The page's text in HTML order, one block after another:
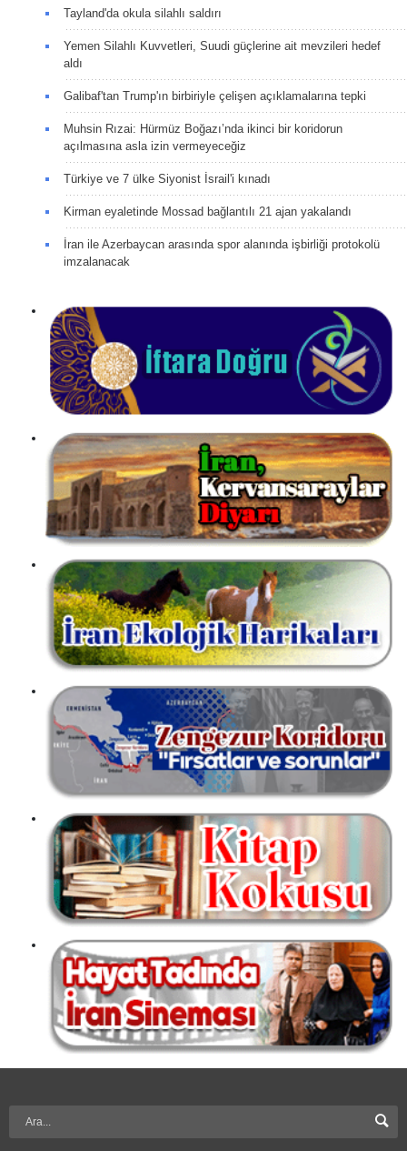
Tayland'da okula silahlı saldırı
Yemen Silahlı Kuvvetleri, Suudi güçlerine ait mevzileri hedef
aldı
Galibaf'tan Trump'ın birbiriyle çelişen açıklamalarına tepki
Muhsin Rızai: Hürmüz Boğazı’nda ikinci bir koridorun
açılmasına asla izin vermeyeceğiz
Türkiye ve 7 ülke Siyonist İsrail'i kınadı
Kirman eyaletinde Mossad bağlantılı 21 ajan yakalandı
İran ile Azerbaycan arasında spor alanında işbirliği protokolü
imzalanacak